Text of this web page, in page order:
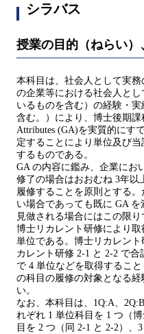
シラバス
授業の目的（ねらい）
本科目は、社会人として実
の企業等における社会人と
いるものを含む）の経験・
含む。）により、博士後期課
Attributes (GA)を実質的にす
定することにより単位及び
するものである。
GA の内容に鑑み、企業にお
修了の場合はおおむね 3年以
履修することを原則とする
い場合であっても既に GA
見做される場合にはこの限り
博士リカレント研修により
単位である。博士リカレン
カレント研修 2-1 と 2-2 で
で 4 単位などを取得するこ
の科目の履修の対象となる
い。
なお、本科目は、1Q:A、
れぞれ 1 単位科目を 1 つ（
目を 2 つ（同 2-1 と 2-2）、